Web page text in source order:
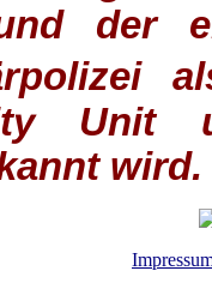
der
Unit
wird.